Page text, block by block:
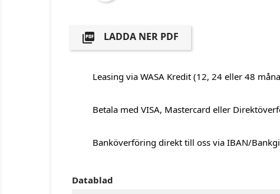
 LADDA NER PDF
Leasing via WASA Kredit (12, 24 eller 48
Betala med VISA, Mastercard eller
Banköverföring direkt till oss via IBAN/
Datablad